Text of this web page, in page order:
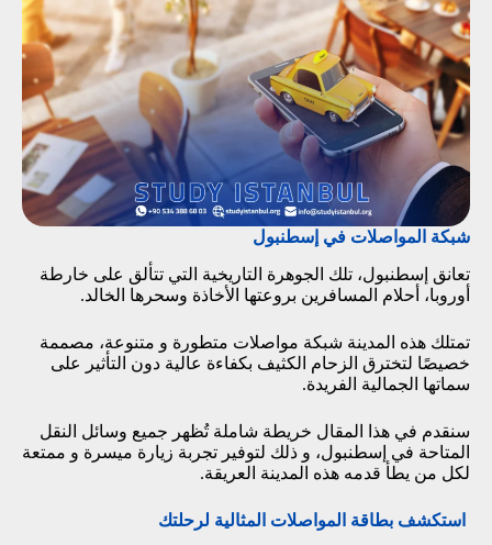
شبكة المواصلات في إسطنبول
تعانق إسطنبول، تلك الجوهرة التاريخية التي تتألق على خارطة
أوروبا، أحلام المسافرين بروعتها الأخاذة وسحرها الخالد.
تمتلك هذه المدينة شبكة مواصلات متطورة و متنوعة، مصممة
خصيصًا لتخترق الزحام الكثيف بكفاءة عالية دون التأثير على
سماتها الجمالية الفريدة.
سنقدم في هذا المقال خريطة شاملة تُظهر جميع وسائل النقل
المتاحة في إسطنبول، و ذلك لتوفير تجربة زيارة ميسرة و ممتعة
لكل من يطأ قدمه هذه المدينة العريقة.
استكشف بطاقة المواصلات المثالية لرحلتك